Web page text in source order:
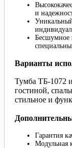
и
Бесшумное
Варианты
Тумба ТБ-1072
гостиной,
стильное и
Гарантия
Модульная